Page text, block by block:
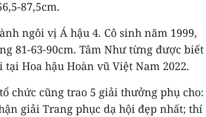
87,5cm.
ngôi vị Á hậu 4. Cô sinh năm 1999,
81-63-90cm. Tâm Như từng được biết
Hoa hậu Hoàn vũ Việt Nam 2022.
chức cũng trao 5 giải thưởng phụ cho:
giải Trang phục dạ hội đẹp nhất; thí